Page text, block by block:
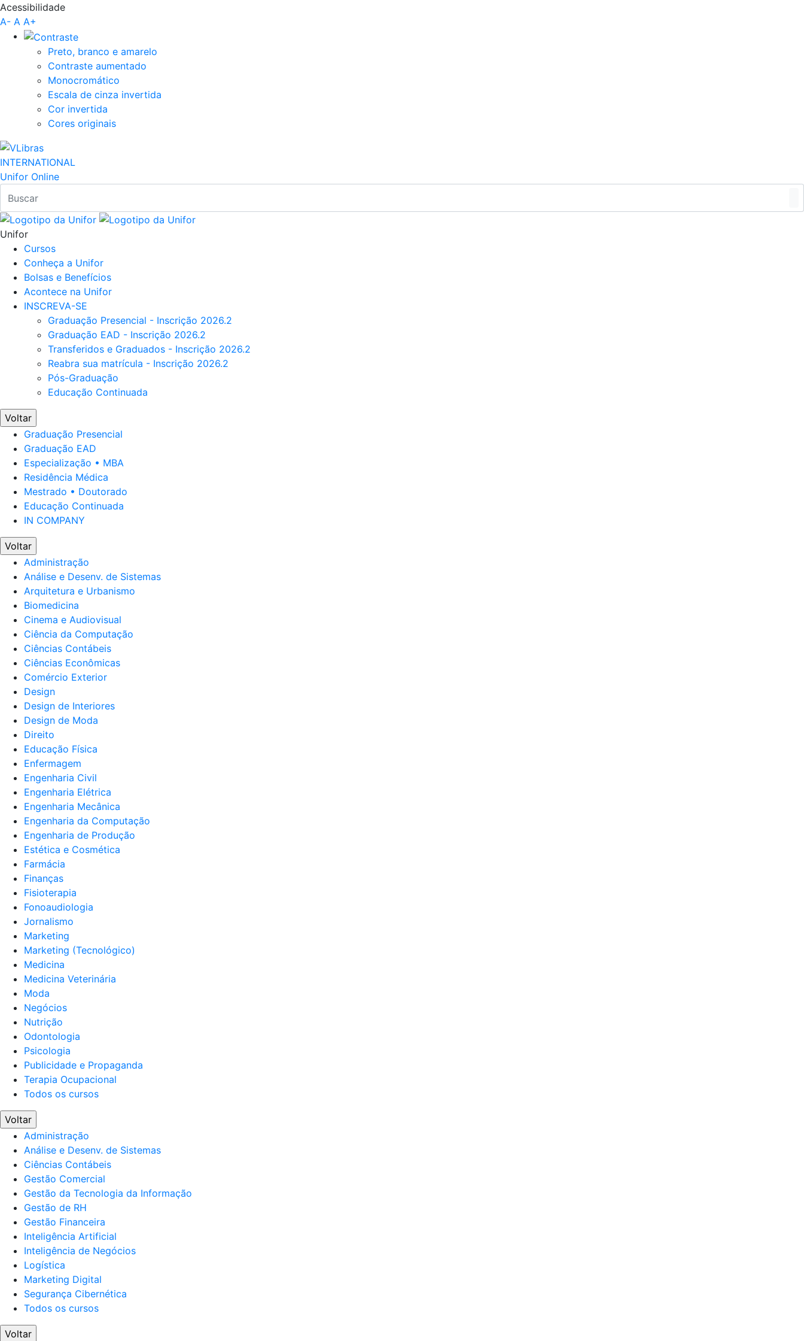
Pular para o Conteúdo principal
Acessibilidade
A- A A+
Preto, branco e amarelo
Contraste aumentado
Monocromático
Escala de cinza invertida
Cor invertida
Cores originais
INTERNATIONAL
Unifor Online
Unifor
Cursos
Conheça a Unifor
Bolsas e Benefícios
Acontece na Unifor
INSCREVA-SE
Graduação Presencial - Inscrição 2026.2
Graduação EAD - Inscrição 2026.2
Transferidos e Graduados - Inscrição 2026.2
Reabra sua matrícula - Inscrição 2026.2
Pós-Graduação
Educação Continuada
Voltar
Graduação Presencial
Graduação EAD
Especialização • MBA
Residência Médica
Mestrado • Doutorado
Educação Continuada
IN COMPANY
Voltar
Administração
Análise e Desenv. de Sistemas
Arquitetura e Urbanismo
Biomedicina
Cinema e Audiovisual
Ciência da Computação
Ciências Contábeis
Ciências Econômicas
Comércio Exterior
Design
Design de Interiores
Design de Moda
Direito
Educação Física
Enfermagem
Engenharia Civil
Engenharia Elétrica
Engenharia Mecânica
Engenharia da Computação
Engenharia de Produção
Estética e Cosmética
Farmácia
Finanças
Fisioterapia
Fonoaudiologia
Jornalismo
Marketing
Marketing (Tecnológico)
Medicina
Medicina Veterinária
Moda
Negócios
Nutrição
Odontologia
Psicologia
Publicidade e Propaganda
Terapia Ocupacional
Todos os cursos
Voltar
Administração
Análise e Desenv. de Sistemas
Ciências Contábeis
Gestão Comercial
Gestão da Tecnologia da Informação
Gestão de RH
Gestão Financeira
Inteligência Artificial
Inteligência de Negócios
Logística
Marketing Digital
Segurança Cibernética
Todos os cursos
Voltar